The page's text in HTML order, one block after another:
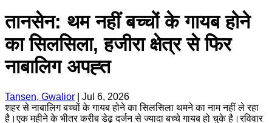
तानसेन: थम नहीं बच्चों के गायब होने
का सिलसिला, हजीरा क्षेत्र से फिर
नाबालिग अपह्त
Tansen, Gwalior
Jul 6, 2026
शहर से नाबालिग बच्चों के गायब होने का सिलसिला थमने का नाम नहीं ले रहा
है।एक महीने के भीतर करीब डेढ़ दर्जन से ज्यादा बच्चे गायब हो चुके है।रविवार